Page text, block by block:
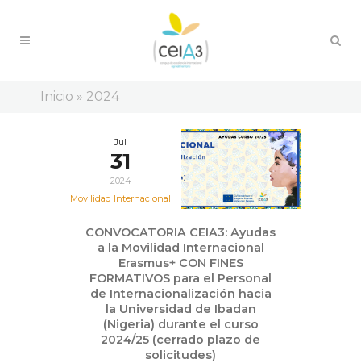
Inicio » 2024
Jul
31
2024
Movilidad Internacional
CONVOCATORIA CEIA3: Ayudas
a la Movilidad Internacional
Erasmus+ CON FINES
FORMATIVOS para el Personal
de Internacionalización hacia
la Universidad de Ibadan
(Nigeria) durante el curso
2024/25 (cerrado plazo de
solicitudes)